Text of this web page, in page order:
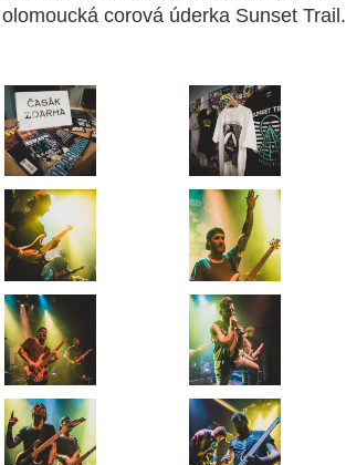
olomoucká corová úderka Sunset Trail.